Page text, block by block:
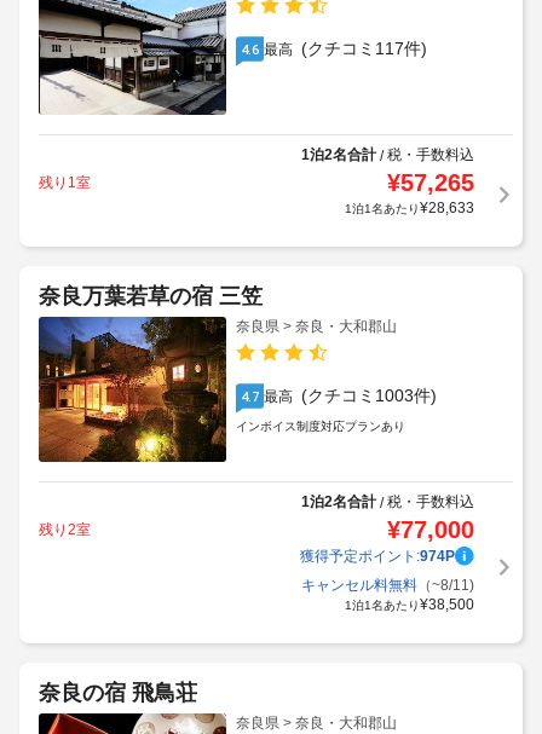
4.6 最高 (クチコミ117件)
1泊2名合計/税・手数料込
残り1室
¥57,265
1泊1名あたり¥28,633
奈良万葉若草の宿 三笠
奈良県 > 奈良・大和郡山
4.7 最高 (クチコミ1003件)
インボイス制度対応プランあり
1泊2名合計/税・手数料込
残り2室
¥77,000
獲得予定ポイント:974P
キャンセル料無料（~8/11)
1泊1名あたり¥38,500
奈良の宿 飛鳥荘
奈良県 > 奈良・大和郡山